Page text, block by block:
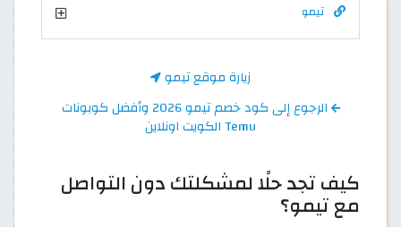
تيمو
زيارة موقع تيمو
الرجوع إلى كود خصم تيمو 2026 وأفضل كوبونات
Temu الكويت اونلاين
كيف تجد حلًا لمشكلتك دون التواصل
مع تيمو؟